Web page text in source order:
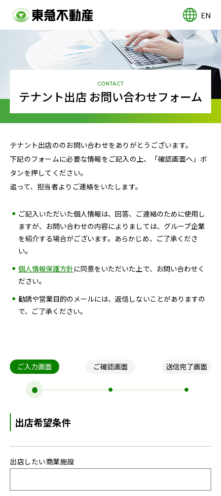
EN
CONTACT
テナント出店 お問い合わせフォーム
テナント出店ののお問い合わせをありがとうございます。
下記のフォームに必要な情報をご記入の上、「確認画面へ」ボ
タンを押してください。
追って、担当者よりご連絡をいたします。
ご記入いただいた個人情報は、回答、ご連絡のために使用し
ますが、お問い合わせの内容によりましては、グループ企業
を紹介する場合がございます。あらかじめ、ご了承くださ
い。
個人情報保護方針に同意をいただいた上で、お問い合わせく
ださい。
勧誘や営業目的のメールには、返信しないことがありますの
で、ご了承ください。
ご入力画面 ご確認画面 送信完了画面
出店希望条件
出店したい商業施設